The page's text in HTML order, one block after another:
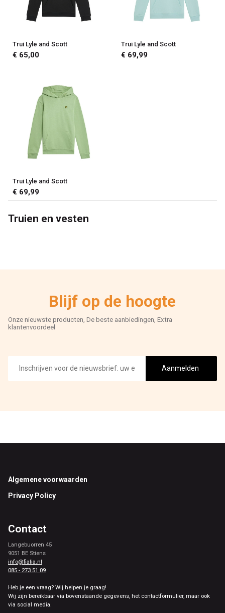
Trui Lyle and Scott
€ 65,00
Trui Lyle and Scott
€ 69,99
Trui Lyle and Scott
€ 69,99
Truien en vesten
Blijf op de hoogte
Onze nieuwste producten, De beste aanbiedingen, Extra
klantenvoordeel
mailadres
Aanmelden
Footer
Algemene voorwaarden
Privacy Policy
Contact
Langebuorren 45
9051 BE Stiens
info@fialia.nl
085 - 273 51 09
Heb je een vraag? Wij helpen je graag!
Wij zijn bereikbaar via bovenstaande gegevens, het contactformulier, maar ook
via social media.